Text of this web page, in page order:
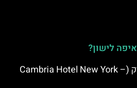
איפה לישון?
מלון קאמבריה ניו יורק (Cambria Hotel New York –